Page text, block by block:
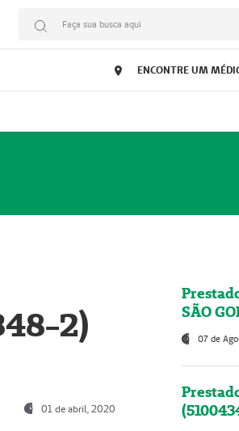
Faça sua busca aqui
ENCONTRE UM
2)
01 de abril, 2020
SÃO
07 de